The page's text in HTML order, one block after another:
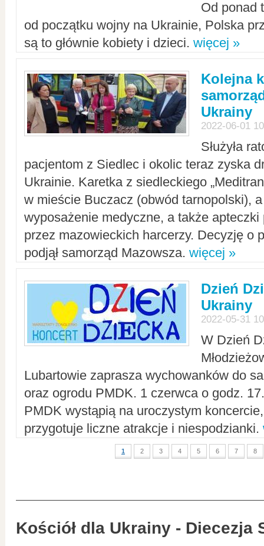
Od ponad
od początku wojny na Ukrainie, Polska
są to głównie kobiety i dzieci. więcej »
Kolejna
Ukrainy
2022-06-01
Służyła
pacjentom z Siedlec i okolic teraz zyska
Ukrainie. Karetka z siedleckiego
w mieście Buczacz (obwód tarnopolski),
wyposażenie medyczne, a także apteczki
przez mazowieckich harcerzy. Decyzję o
podjął samorząd Mazowsza. więcej »
Dzień
Ukrainy
2022-05-31
W Dzień
Lubartowie zaprasza wychowanków do
oraz ogrodu PMDK. 1 czerwca o godz.
PMDK wystąpią na uroczystym
przygotuje liczne atrakcje i niespodzianki.
1 2 3 4 5 6 7 8
Kościół dla Ukrainy - Diecezja